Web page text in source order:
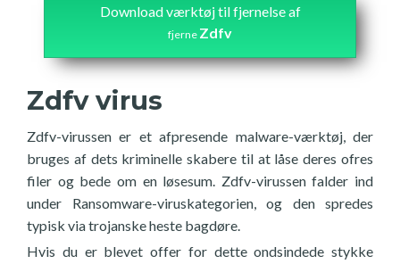
Download værktøj til fjernelse af
fjerne Zdfv
Zdfv virus
Zdfv-virussen er et afpresende malware-værktøj, der
bruges af dets kriminelle skabere til at låse deres ofres
filer og bede om en løsesum. Zdfv-virussen falder ind
under Ransomware-viruskategorien, og den spredes
typisk via trojanske heste bagdøre.
Hvis du er blevet offer for dette ondsindede stykke